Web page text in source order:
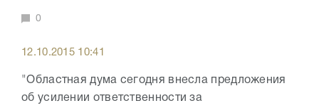
0
12.10.2015 10:41
"Областная дума сегодня внесла предложения
об усилении ответственности за